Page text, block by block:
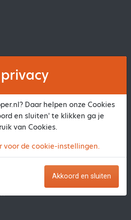
Daar helpen onze Cookies
en sluiten' te klikken ga je
van Cookies.
voor de cookie-instellingen.
Akkoord en sluiten